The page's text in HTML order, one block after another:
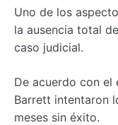
Uno de los
la ausencia total
caso judicial.
De acuerdo con el
Barrett intentaron
meses sin éxito.